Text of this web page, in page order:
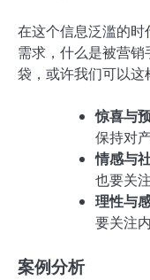
在这个信息泛滥的
需求，什么是被营
袋，或许我们可以这
惊喜与
保持对
情感与
也要关
理性与
要关注
案例分析